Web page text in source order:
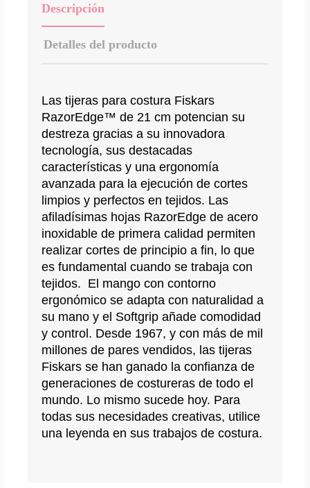
Descripción
Detalles del producto
Las tijeras para costura Fiskars
RazorEdge™ de 21 cm potencian su
destreza gracias a su innovadora
tecnología, sus destacadas
características y una ergonomía
avanzada para la ejecución de cortes
limpios y perfectos en tejidos. Las
afiladísimas hojas RazorEdge de acero
inoxidable de primera calidad permiten
realizar cortes de principio a fin, lo que
es fundamental cuando se trabaja con
tejidos.  El mango con contorno
ergonómico se adapta con naturalidad a
su mano y el Softgrip añade comodidad
y control. Desde 1967, y con más de mil
millones de pares vendidos, las tijeras
Fiskars se han ganado la confianza de
generaciones de costureras de todo el
mundo. Lo mismo sucede hoy. Para
todas sus necesidades creativas, utilice
una leyenda en sus trabajos de costura.